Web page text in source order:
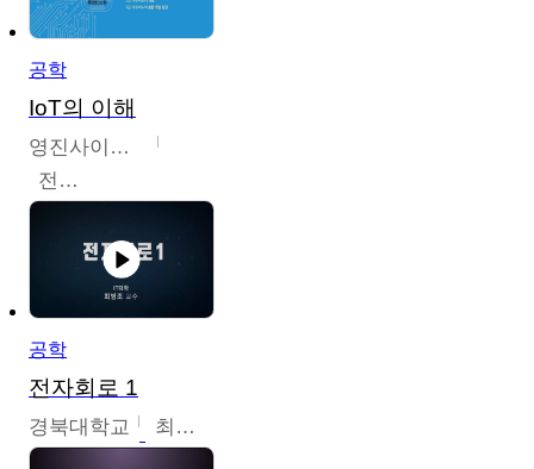
공학
IoT의 이해
영진사이버대학교
전병현
공학
전자회로 1
경북대학교 최병조